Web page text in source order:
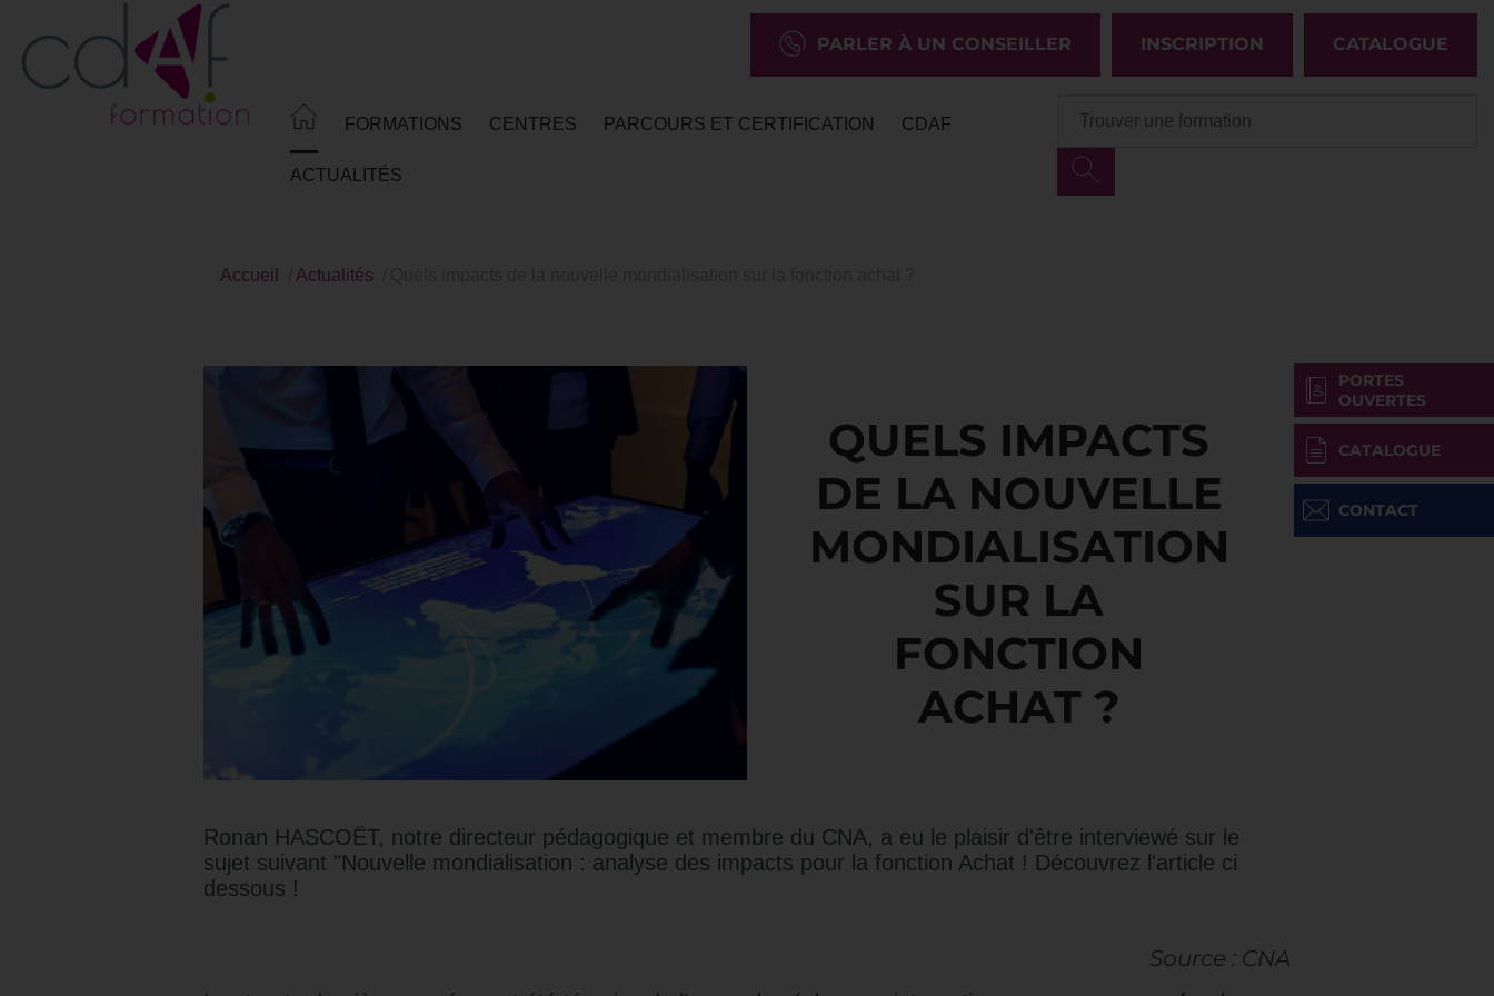
Aller
contenu
PARLER À UN CONSEILLER INSCRIPTION CATALOGUE
FORMATIONS CENTRES PARCOURS ET CERTIFICATION CDAF
ACTUALITÉS
PORTES
OUVERTES
CATALOGUE
CONTACT
Accueil Actualités
QUELS IMPACTS
DE LA NOUVELLE
MONDIALISATION
SUR LA
FONCTION
ACHAT ?
Ronan HASCOËT, notre directeur pédagogique et membre du CNA, a eu le plaisir d'être interviewé sur le
sujet suivant "Nouvelle mondialisation : analyse des impacts pour la fonction Achat ! Découvrez l'article ci
dessous !
Source : CNA